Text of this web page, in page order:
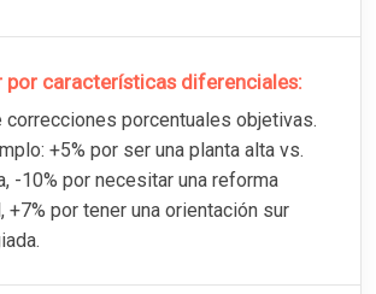
por características diferenciales:
correcciones porcentuales objetivas.
+5% por ser una planta alta vs.
-10% por necesitar una reforma
+7% por tener una orientación sur